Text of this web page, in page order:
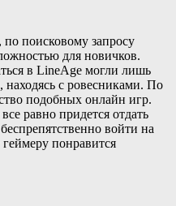
поисковому запросу
для новичков.
в LineAge могли лишь
с ровесниками. По
подобных онлайн игр.
равно придется отдать
войти на
понравится